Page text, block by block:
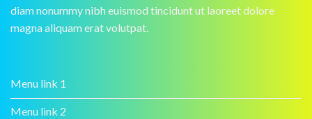
diam nonummy nibh euismod tincidunt ut laoreet dolore
magna aliquam erat volutpat.
Menu link 1
Menu link 2